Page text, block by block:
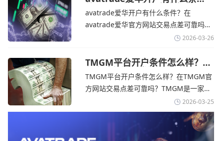
表示，尽管德黑兰高级官员正在审查美国
结束战争的提议
件？亚洲市场交易喜忧参半-
avatrade爱华官网
avatrade爱华开户有什么条件？在
avatrade爱华官方网站交易点差可靠吗？‌‌‌
avatrade爱华平台的新手可以用很小的成
标准的MT4、MT5，以及自研的
AvaTradeGO和AvaOptions。通过
avatrade爱华官网交易资讯了解，据伊朗
2026-03-26
TMGM平台开户条件怎么样？美
伊和谈传闻引发油价暴跌-
TMGM官网
TMGM平台开户条件怎么样？在TMGM官
方网站交易点差可靠吗？‌‌‌TMGM是一家交
易成本极低、产品极其丰富、ASIC监管
+千万保险加持的全球知名经纪商，特别适
合活跃交易者和股票CFD投资者。通过
TMGM官网交易资讯了解，周三亚洲交易
2026-03-25